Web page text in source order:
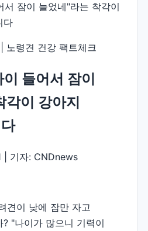
잠이 늘었네"라는 착각이
다
노령견 건강 팩트체크
들어서 잠이
이 강아지
| 기자: CNDnews
견이 낮에 잠만 자고
"나이가 많으니 기력이